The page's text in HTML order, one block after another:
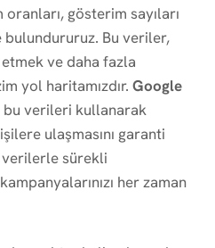
gösterim sayıları
Bu veriler,
etmek ve daha fazla
yol haritamızdır. Google
bu verileri kullanarak
ulaşmasını garanti
verilerle sürekli
her zaman